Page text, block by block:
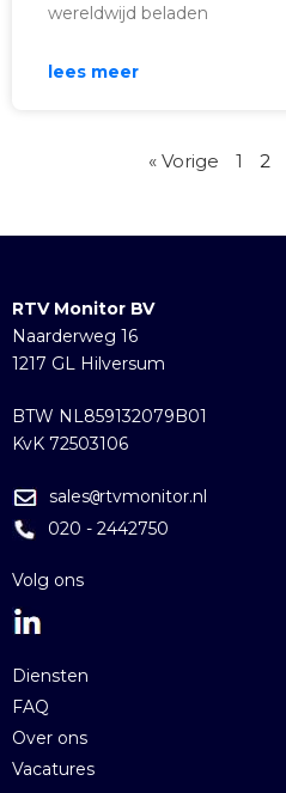
wereldwijd beladen
lees meer
« Vorige 1 2
RTV Monitor BV
Naarderweg 16
1217 GL Hilversum
BTW NL859132079B01
KvK 72503106
sales@rtvmonitor.nl
020 - 2442750
Volg ons
Diensten
FAQ
Over ons
Vacatures